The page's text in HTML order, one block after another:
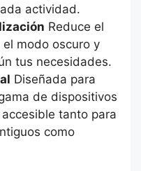
actividad.
Reduce el
modo oscuro y
tus necesidades.
Diseñada para
de dispositivos
tanto para
como